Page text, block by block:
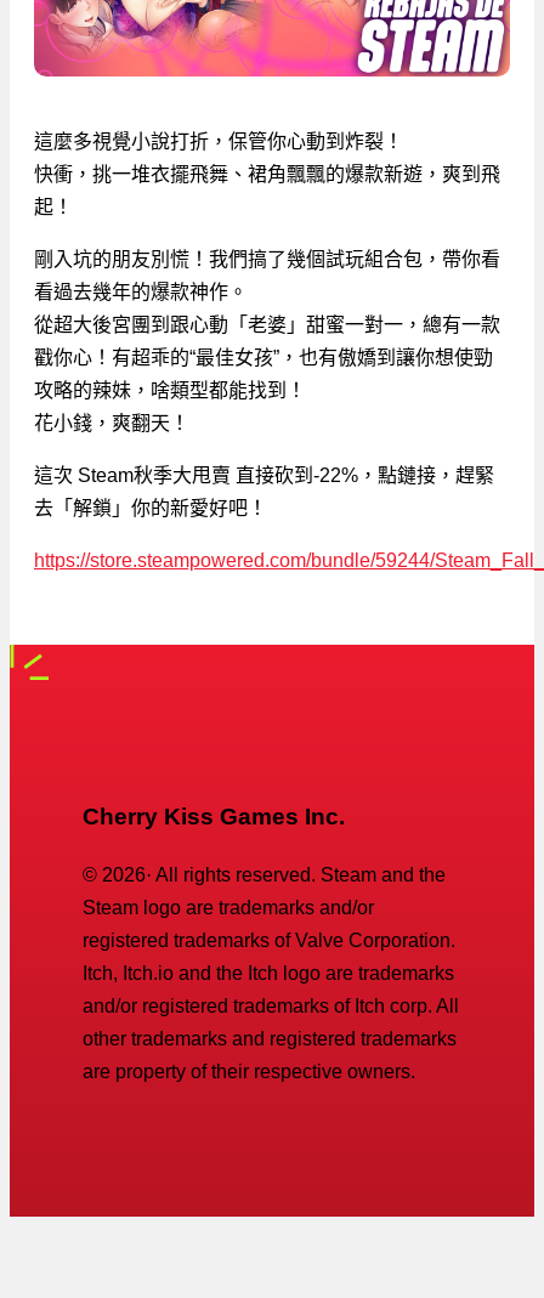
這麼多視覺小說打折，保管你心動到炸裂！
快衝，挑一堆衣擺飛舞、裙角飄飄的爆款新遊，爽到飛
起！
剛入坑的朋友別慌！我們搞了幾個試玩組合包，帶你看
看過去幾年的爆款神作。
從超大後宮團到跟心動「老婆」甜蜜一對一，總有一款
戳你心！有超乖的“最佳女孩”，也有傲嬌到讓你想使勁
攻略的辣妹，啥類型都能找到！
花小錢，爽翻天！
這次 Steam秋季大甩賣 直接砍到-22%，點鏈接，趕緊
去「解鎖」你的新愛好吧！
https://store.steampowered.com/bundle/59244/
Cherry Kiss Games Inc.
© 2026· All rights reserved. Steam and the
Steam logo are trademarks and/or
registered trademarks of Valve Corporation.
Itch, Itch.io and the Itch logo are trademarks
and/or registered trademarks of Itch corp. All
other trademarks and registered trademarks
are property of their respective owners.